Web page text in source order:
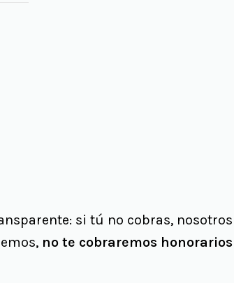
si tú no cobras, nosotros
no te cobraremos